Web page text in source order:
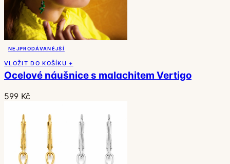
NEJPRODÁVANĚJŠÍ
VLOŽIT DO KOŠÍKU +
Ocelové náušnice s malachitem Vertigo
599 Kč